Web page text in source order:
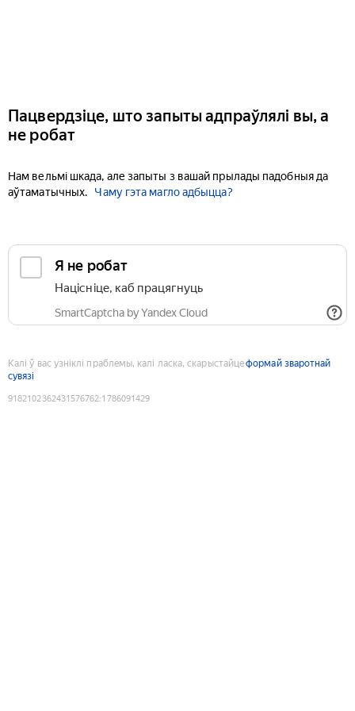
Пацвердзіце, што запыты адпраўлялі вы, а
не робат
Нам вельмі шкада, але запыты з вашай прылады падобныя да
аўтаматычных.
Чаму гэта магло адбыцца?
Я не робат
Націсніце, каб працягнуць
SmartCaptcha by Yandex Cloud
Калі ў вас узніклі праблемы, калі ласка, скарыстайцеформай зваротнай
сувязі
9182102362431576762:1786091429